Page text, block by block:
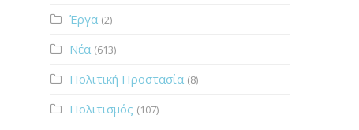
Έργα (2)
Νέα (613)
Πολιτική Προστασία (8)
Πολιτισμός (107)